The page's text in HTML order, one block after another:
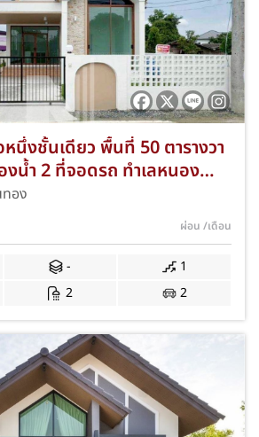
นึ่งชั้นเดียว พื้นที่ 50 ตารางวา
น้ำ 2 ที่จอดรถ ทำเลหนอง
ล 4 อำเภอพานทอง จังหวัด
ถมจัดเต็มเข้าอยู่ได้ทันที JS-
อง
ผ่อน /เดือน
-
1
2 2